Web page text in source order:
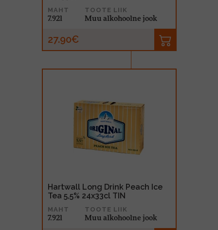
MAHT
7.92l
TOOTE LIIK
Muu alkohoolne jook
27.90€
Hartwall Long Drink Peach Ice
Tea 5,5% 24x33cl TIN
MAHT
7.92l
TOOTE LIIK
Muu alkohoolne jook